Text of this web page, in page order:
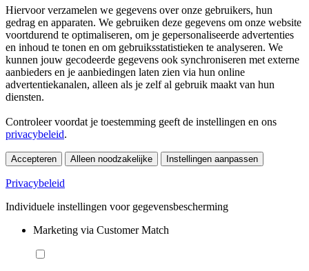
Hiervoor verzamelen we gegevens over onze gebruikers, hun
gedrag en apparaten. We gebruiken deze gegevens om onze website
voortdurend te optimaliseren, om je gepersonaliseerde advertenties
en inhoud te tonen en om gebruiksstatistieken te analyseren. We
kunnen jouw gecodeerde gegevens ook synchroniseren met externe
aanbieders en je aanbiedingen laten zien via hun online
advertentiekanalen, alleen als je zelf al gebruik maakt van hun
diensten.
Controleer voordat je toestemming geeft de instellingen en ons
privacybeleid.
Accepteren Alleen noodzakelijke Instellingen aanpassen
Privacybeleid
Individuele instellingen voor gegevensbescherming
Marketing via Customer Match